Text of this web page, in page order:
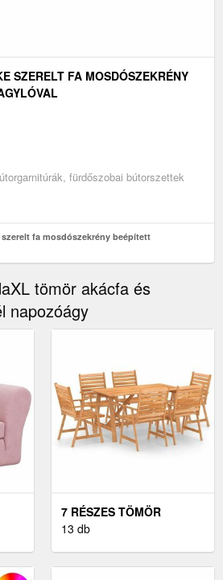
SZERELT FA MOSDÓSZEKRÉNY
fürdőszobai bútorszettek
fa mosdószekrény beépített
tömör akácfa és
napozóágy
7 RÉSZES TÖMÖR
AKÁCFA KERTI
13 db